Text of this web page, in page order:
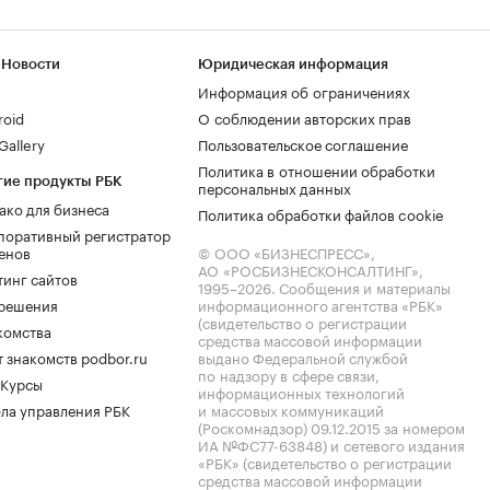
продукты РБК
для бизнеса
регистратор
сайтов
знакомств podbor.ru
управления РБК
Юридическая информация
Информация об ограничениях
О соблюдении авторских прав
Пользовательское соглашение
Политика в отношении обработки
персональных данных
Политика обработки файлов cookie
© ООО «БИЗНЕСПРЕСС»,
АО «РОСБИЗНЕСКОНСАЛТИНГ»,
1995–2026. Сообщения и материалы
информационного агентства «РБК»
(свидетельство о регистрации
средства массовой информации
выдано Федеральной службой
по надзору в сфере связи,
информационных технологий
и массовых коммуникаций
(Роскомнадзор) 09.12.2015 за номером
ИА №ФС77-63848) и сетевого издания
«РБК» (свидетельство о регистрации
средства массовой информации